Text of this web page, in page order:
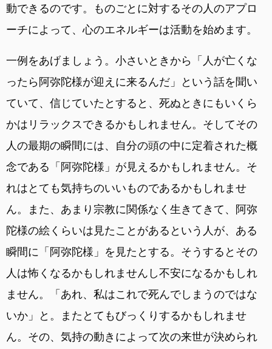
動できるのです。ものごとに対するその人のアプロ
ーチによって、心のエネルギーは活動を始めます。
一例をあげましょう。小さいときから「人が亡くな
ったら阿弥陀様が迎えに来るんだ」という話を聞い
ていて、信じていたとすると、死ぬときにもいくら
かはリラックスできるかもしれません。そしてその
人の最期の瞬間には、自分の頭の中に定着された概
念である「阿弥陀様」が見えるかもしれません。そ
れはとても気持ちのいいものであるかもしれませ
ん。また、あまり宗教に関係なく生きてきて、阿弥
陀様の絵くらいは見たことがあるという人が、ある
瞬間に「阿弥陀様」を見たとする。そうするとその
人は怖くなるかもしれませんし不安になるかもしれ
ません。「あれ、私はこれで死んでしまうのではな
いか」と。またとてもびっくりするかもしれませ
ん。その、気持の動きによって次の来世が決められ